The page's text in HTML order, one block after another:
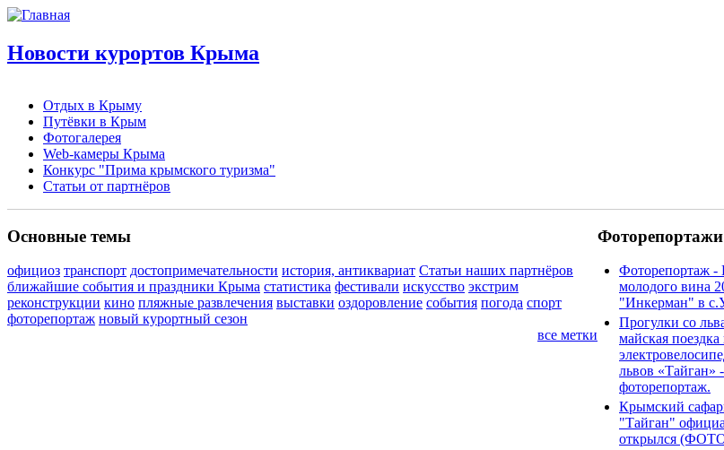
Новости курортов Крыма
Отдых в Крыму
Путёвки в Крым
Фотогалерея
Web-камеры Крыма
Конкурс "Прима крымского туризма"
Статьи от партнёров
Основные темы
официоз транспорт достопримечательности история, антиквариат Статьи наших партнёров
ближайшие события и праздники Крыма статистика фестивали искусство экстрим
реконструкции кино пляжные развлечения выставки оздоровление события погода спорт
фоторепортаж новый курортный сезон
все метки
Фоторепортажи
Фоторепортаж -
молодого вина
"Инкерман" в
Прогулки cо
майская поездка
львов «Тайган» -
фоторепортаж.
Крымский
"Тайган"
открылся